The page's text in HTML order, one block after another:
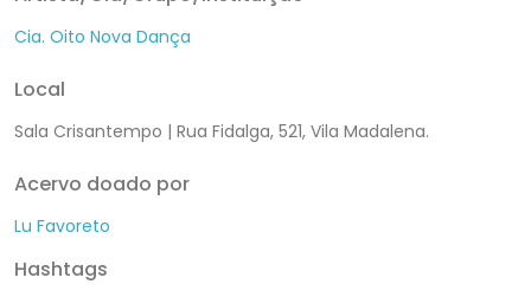
Cia. Oito Nova Dança
Local
Sala Crisantempo | Rua Fidalga, 521, Vila Madalena.
Acervo doado por
Lu Favoreto
Hashtags